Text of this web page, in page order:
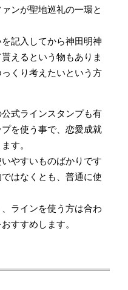
ンが聖地巡礼の一環と
記入してから神田明神
えるという物もありま
くり考えたいという方
式ラインスタンプも有
を使う事で、恋愛成就
す。
やすいものばかりです
はなくとも、普通に使
ラインを使う方は合わ
すすめします。